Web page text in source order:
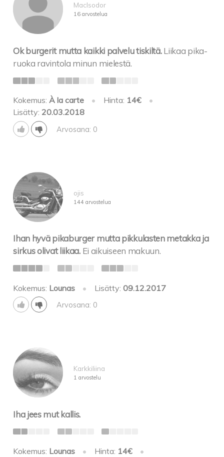
MacIsodor
16 arvostelua
Ok burgerit mutta kaikki palvelu tiskiltä. Liikaa pika-
ruoka ravintola minun mielestä.
Kokemus:À la carte • Hinta: 14€
•
Lisätty: 20.03.2018
Arvosana: 0
ojis
144 arvostelua
Ihan hyvä pikaburger mutta pikkulasten metakka ja
sirkus olivat liikaa. Ei aikuiseen makuun.
Kokemus: Lounas • Lisätty: 09.12.2017
Arvosana: 0
Karkkiliina
1 arvostelu
Iha jees mut kallis.
Kokemus: Lounas • Hinta: 14€
•